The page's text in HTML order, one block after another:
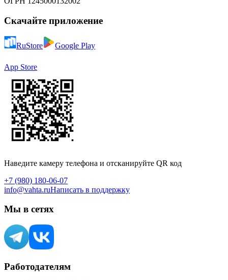
Скачайте приложение
RuStore Google Play
App Store
Наведите камеру телефона и отсканируйте QR код
+7 (980) 180-06-07
info@vahta.ruНаписать в поддержку
Мы в сетях
Работодателям